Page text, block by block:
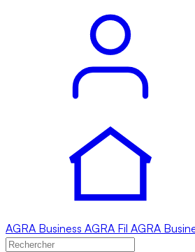
AGRA Business AGRA Fil AGRA